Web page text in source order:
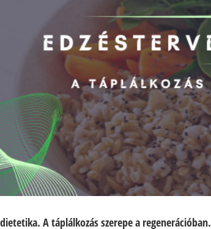
A táplálkozás szerepe a regenerációban.